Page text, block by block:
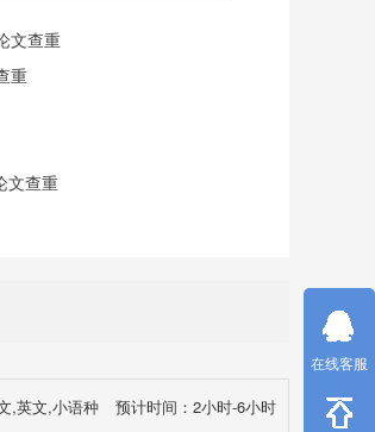
文查重
重
文查重
,英文,小语种 预计时间：2小时-6小时
在线客服